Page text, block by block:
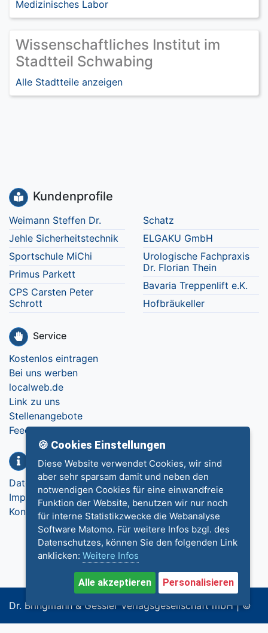
Medizinisches Labor
Wissenschaftliches Institut im
Stadtteil Schwabing
Alle Stadtteile anzeigen
Kundenprofile
Weimann Steffen Dr.
Jehle Sicherheitstechnik
Sportschule MiChi
Primus Parkett
CPS Carsten Peter
Schrott
Schatz
ELGAKU GmbH
Urologische Fachpraxis
Dr. Florian Thein
Bavaria Treppenlift e.K.
Hofbräukeller
Service
Kostenlos eintragen
Bei uns werben
localweb.de
Link zu uns
Stellenangebote
Feedback
Info
Datenschutz
Impressum
Kontakt
Dr. Bringmann & Gessler Verlagsgesellschaft mbH | ©
🍪 Cookies Einstellungen
Diese Website verwendet Cookies, wir sind
aber sehr sparsam damit und neben den
notwendigen Cookies für eine einwandfreie
Funktion der Website, benutzen wir nur noch
für interne Statistikzwecke die Webanalyse
Software Matomo. Für weitere Infos bzgl. des
Datenschutzes, können Sie den folgenden Link
anklicken: Weitere Infos
Alle akzeptieren Personalisieren